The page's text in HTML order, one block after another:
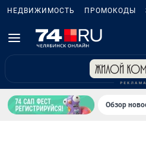
НЕДВИЖИМОСТЬ ПРОМОКОДЫ
Обзор